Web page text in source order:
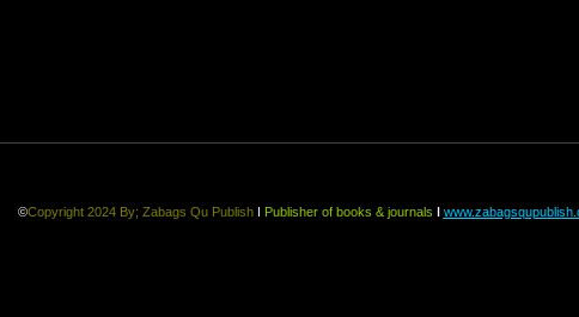
©Copyright 2024 By; Zabags Qu Publish ǀ Publisher of books & journals ǀ